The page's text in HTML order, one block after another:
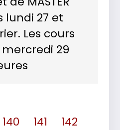
lundi 27 et
Les cours
29
140 141
142